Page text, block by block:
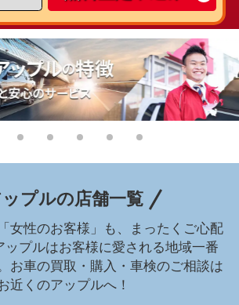
プルの店舗一覧
女性のお客様」も、まったくご心配
ップルはお客様に愛される地域一番
お車の買取・購入・車検のご相談は
近くのアップルへ！